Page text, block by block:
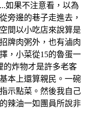
如果不注意看，以為
旁邊的巷子走進去，
間以小吃店來說算是
牌肉粥外，也有滷肉
，小菜從15的魯蛋一
的炸物才是許多老客
本上還算親民。一碗
示點菜。然後我自己
辣油一如團員所說非